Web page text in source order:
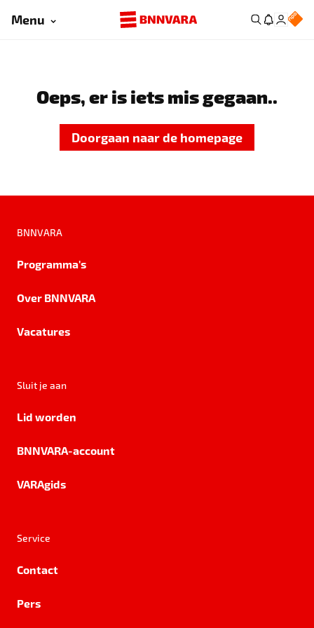
Menu
Oeps, er is iets mis gegaan..
Doorgaan naar de homepage
BNNVARA
Programma's
Over BNNVARA
Vacatures
Sluit je aan
Lid worden
BNNVARA-account
VARAgids
Service
Contact
Pers